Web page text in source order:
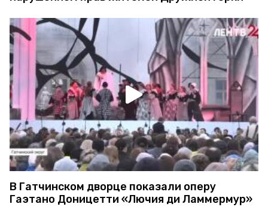
В Гатчинском дворце показали оперу
Гаэтано Доницетти «Лючия ди Ламмермур»